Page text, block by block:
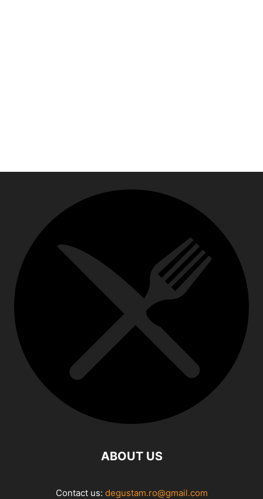
ABOUT US
Contact us: degustam.ro@gmail.com